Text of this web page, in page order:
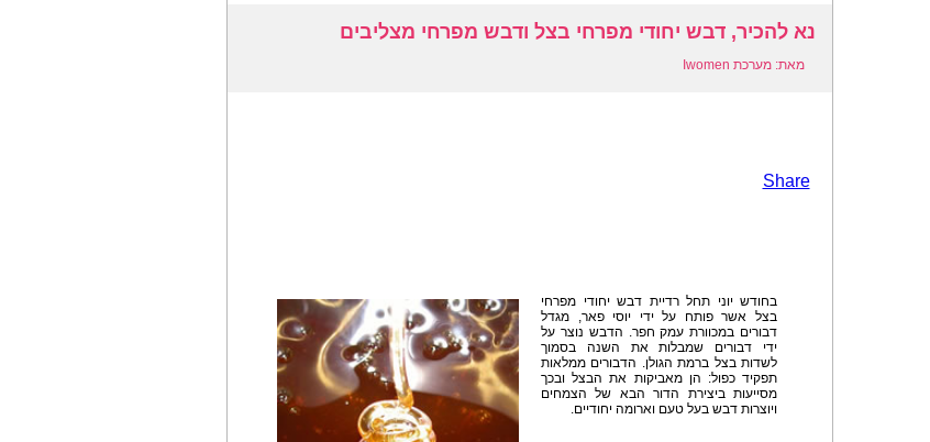
נא להכיר, דבש יחודי מפרחי בצל ודבש מפרחי מצליבים
מאת: מערכת Iwomen
Share
בחודש יוני תחל רדיית דבש יחודי מפרחי
בצל אשר פותח על ידי יוסי פאר, מגדל
דבורים במכוורת עמק חפר. הדבש נוצר על
ידי דבורים שמבלות את השנה בסמוך
לשדות בצל ברמת הגולן. הדבורים ממלאות
תפקיד כפול: הן מאביקות את הבצל ובכך
מסייעות ביצירת הדור הבא של הצמחים
ויוצרות דבש בעל טעם וארומה יחודיים.